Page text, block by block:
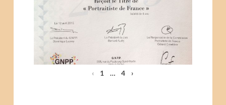
PHOTOGRAPHE
PORTRAITISTE DE FRANCE
2015
‹ 1 … 4 ›